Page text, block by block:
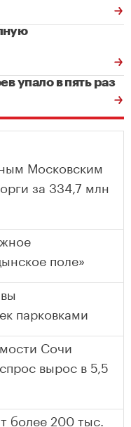
упало в пять раз
Московским
за 334,7 млн
поле»
парковками
Сочи
вырос в 5,5
более 200 тыс.